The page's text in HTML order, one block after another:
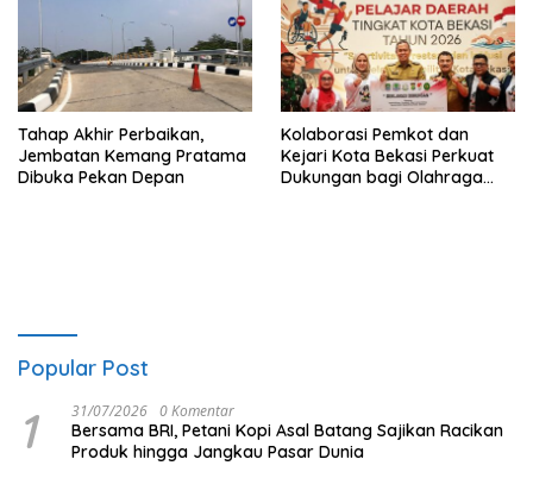
Tahap Akhir Perbaikan,
Jembatan Kemang Pratama
Dibuka Pekan Depan
Kolaborasi Pemkot dan
Kejari Kota Bekasi Perkuat
Dukungan bagi Olahraga
Popular Post
1 31/07/2026 0 Komentar
Bersama BRI, Petani Kopi Asal Batang Sajikan Racikan
Produk hingga Jangkau Pasar Dunia